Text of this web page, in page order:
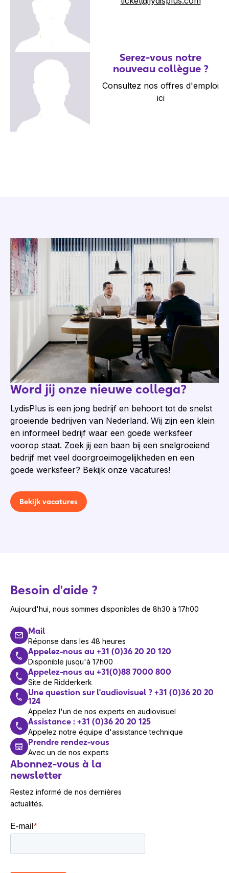
Serez-vous notre
nouveau collègue ?
Consultez nos offres d'emploi
ici
Word jij onze nieuwe collega?
LydisPlus is een jong bedrijf en behoort tot de snelst
groeiende bedrijven van Nederland. Wij zijn een klein
en informeel bedrijf waar een goede werksfeer
voorop staat. Zoek jij een baan bij een snelgroeiend
bedrijf met veel doorgroeimogelijkheden en een
goede werksfeer? Bekijk onze vacatures!
Bekijk vacatures
Besoin d'aide ?
Aujourd'hui, nous sommes disponibles de 8h30 à 17h00
Mail
Réponse dans les 48 heures
Appelez-nous au +31 (0)36 20 20 120
Disponible jusqu'à 17h00
Appelez-nous au +31(0)88 7000 800
Site de Ridderkerk
Une question sur l'audiovisuel ? +31 (0)36 20 20
124
Appelez l'un de nos experts en audiovisuel
Assistance : +31 (0)36 20 20 125
Appelez notre équipe d'assistance technique
Prendre rendez-vous
Avec un de nos experts
Abonnez-vous à la
newsletter
Restez informé de nos dernières
actualités.